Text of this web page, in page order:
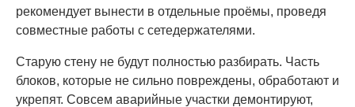
рекомендует вынести в отдельные проёмы, проведя
совместные работы с сетедержателями.
Старую стену не будут полностью разбирать. Часть
блоков, которые не сильно повреждены, обработают и
укрепят. Совсем аварийные участки демонтируют,